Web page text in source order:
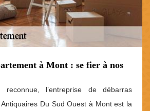
à Mont : se fier à nos
reconnue, l’entreprise de débarras
Antiquaires Du Sud Ouest à Mont est la